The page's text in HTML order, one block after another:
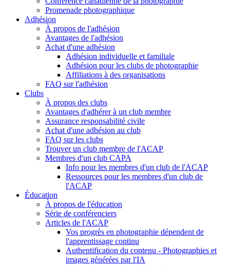
Promenade photographique
Adhésion
À propos de l'adhésion
Avantages de l'adhésion
Achat d'une adhésion
Adhésion individuelle et familiale
Adhésion pour les clubs de photographie
Affiliations à des organisations
FAQ sur l'adhésion
Clubs
À propos des clubs
Avantages d'adhérer à un club membre
Assurance responsabilité civile
Achat d'une adhésion au club
FAQ sur les clubs
Trouver un club membre de l'ACAP
Membres d'un club CAPA
Info pour les membres d'un club de l'ACAP
Ressources pour les membres d'un club de
l'ACAP
Éducation
À propos de l'éducation
Série de conférenciers
Articles de l'ACAP
Vos progrès en photographie dépendent de
l'apprentissage continu
Authentification du contenu - Photographies et
images générées par l'IA